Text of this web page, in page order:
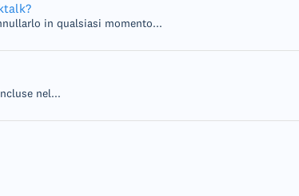
in qualsiasi momento...
nel...